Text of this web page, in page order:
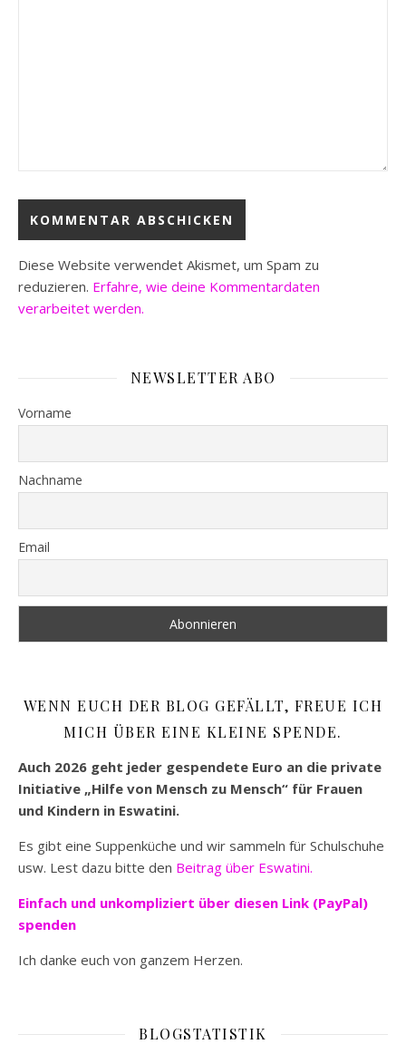
Diese Website verwendet Akismet, um Spam zu
reduzieren. Erfahre, wie deine Kommentardaten
verarbeitet werden.
NEWSLETTER ABO
Vorname
Nachname
Email
WENN EUCH DER BLOG GEFÄLLT, FREUE ICH
MICH ÜBER EINE KLEINE SPENDE.
Auch 2026 geht jeder gespendete Euro an die private
Initiative „Hilfe von Mensch zu Mensch“ für Frauen
und Kindern in Eswatini.
Es gibt eine Suppenküche und wir sammeln für Schulschuhe
usw. Lest dazu bitte den Beitrag über Eswatini.
Einfach und unkompliziert über diesen Link (PayPal)
spenden
Ich danke euch von ganzem Herzen.
BLOGSTATISTIK